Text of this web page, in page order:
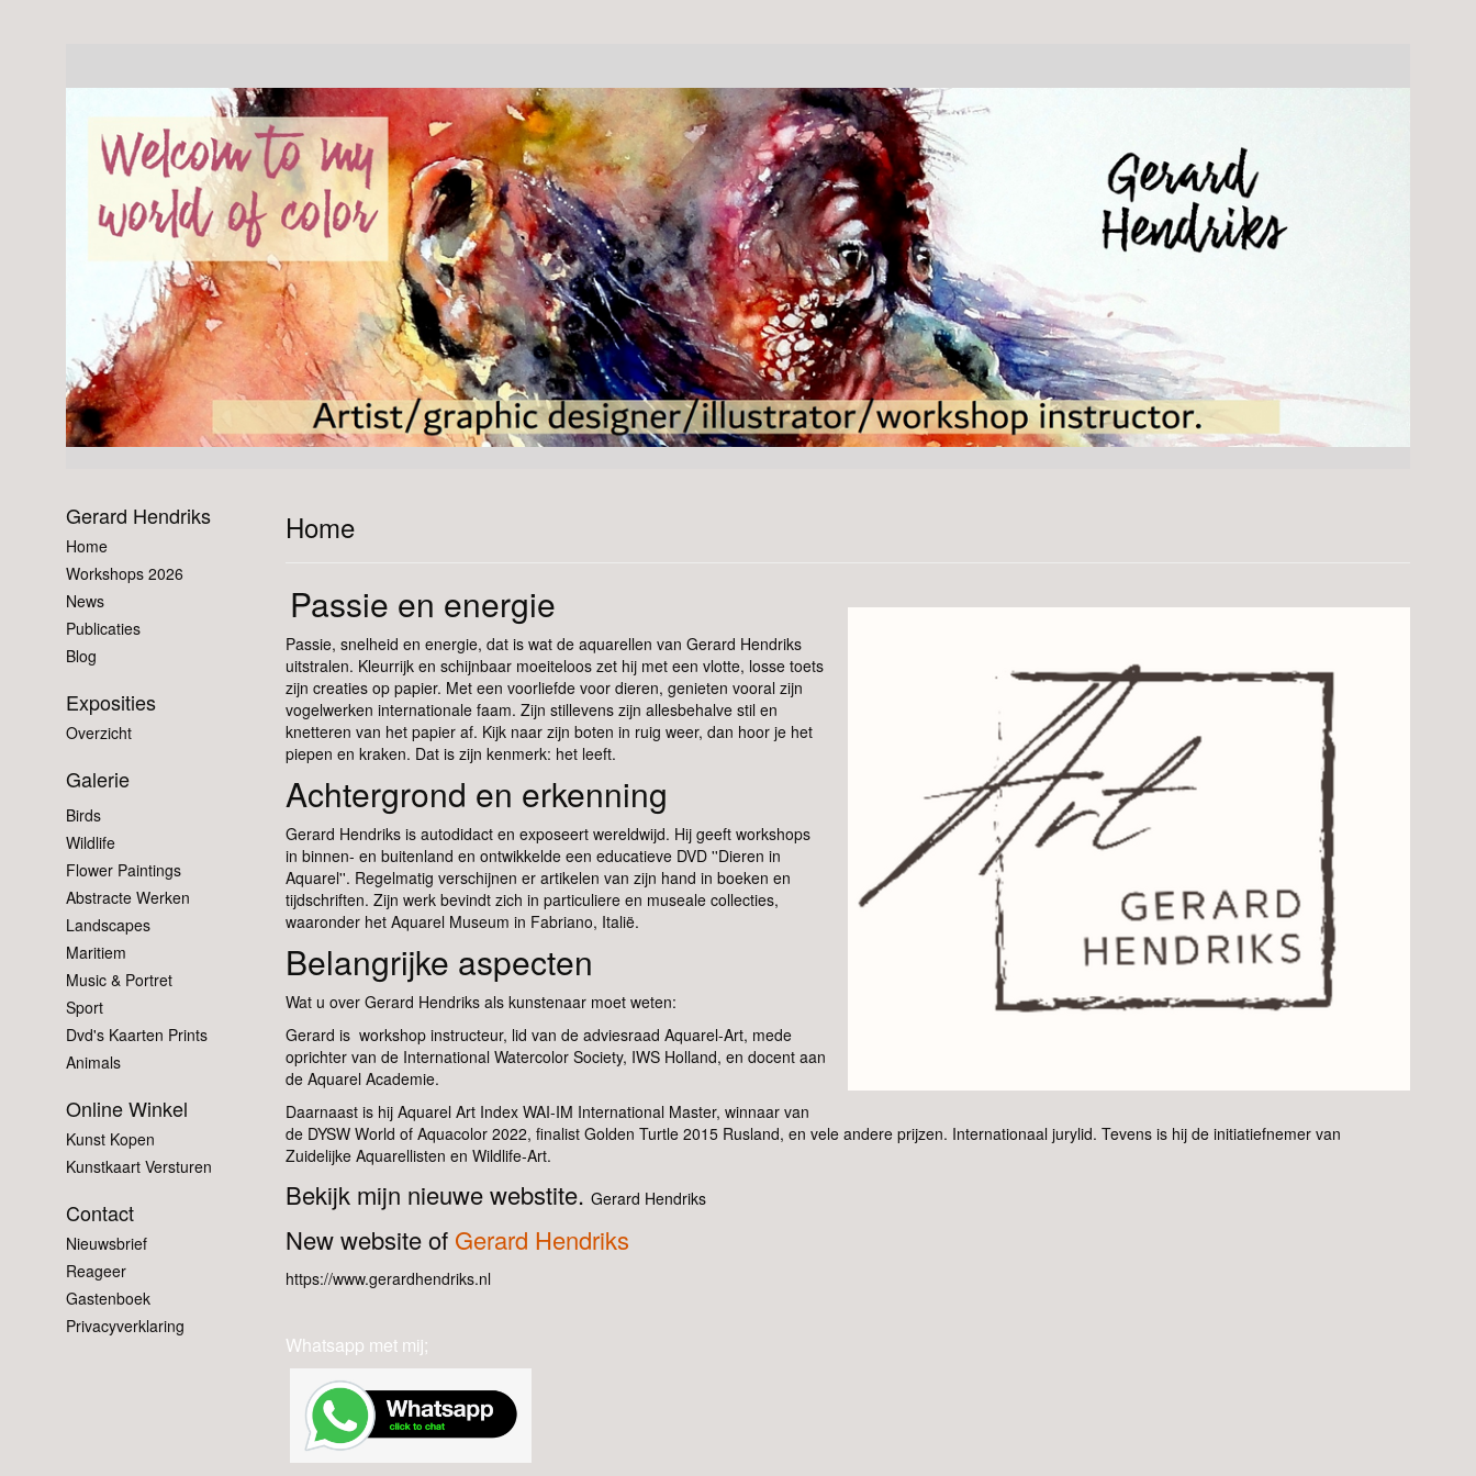
Home
Passie en energie
Passie, snelheid en energie, dat is wat de aquarellen van Gerard Hendriks
uitstralen. Kleurrijk en schijnbaar moeiteloos zet hij met een vlotte, losse toets
zijn creaties op papier. Met een voorliefde voor dieren, genieten vooral zijn
vogelwerken internationale faam. Zijn stillevens zijn allesbehalve stil en
knetteren van het papier af. Kijk naar zijn boten in ruig weer, dan hoor je het
piepen en kraken. Dat is zijn kenmerk: het leeft.
Achtergrond en erkenning
Gerard Hendriks is autodidact en exposeert wereldwijd. Hij geeft workshops
in binnen- en buitenland en ontwikkelde een educatieve DVD ''Dieren in
Aquarel''. Regelmatig verschijnen er artikelen van zijn hand in boeken en
tijdschriften. Zijn werk bevindt zich in particuliere en museale collecties,
waaronder het Aquarel Museum in Fabriano, Italië.
Belangrijke aspecten
Wat u over Gerard Hendriks als kunstenaar moet weten:
Gerard is workshop instructeur, lid van de adviesraad Aquarel-Art, mede
oprichter van de International Watercolor Society, IWS Holland, en docent aan
de Aquarel Academie.
Daarnaast is hij Aquarel Art Index WAI-IM International Master, winnaar van
de DYSW World of Aquacolor 2022, finalist Golden Turtle 2015 Rusland, en vele andere prijzen. Internationaal jurylid. Tevens is hij de initiatiefnemer van
Zuidelijke Aquarellisten en Wildlife-Art.
Bekijk mijn nieuwe webstite. Gerard Hendriks
New website of Gerard Hendriks
https://www.gerardhendriks.nl
Whatsapp met mij;
Gerard Hendriks
Home
Workshops 2026
News
Publicaties
Blog
Exposities
Overzicht
Galerie
Birds
Wildlife
Flower Paintings
Abstracte Werken
Landscapes
Maritiem
Music & Portret
Sport
Dvd's Kaarten Prints
Animals
Online Winkel
Kunst Kopen
Kunstkaart Versturen
Contact
Nieuwsbrief
Reageer
Gastenboek
Privacyverklaring